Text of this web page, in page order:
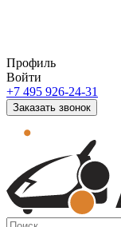
Профиль
Войти
+7 495 926-24-31
Заказать звонок